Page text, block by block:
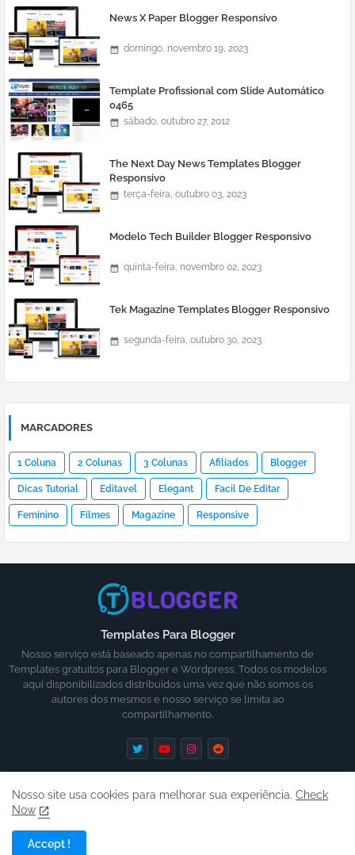
News X Paper Blogger Responsivo
domingo, novembro 19, 2023
Template Profissional com Slide Automático
0465
sábado, outubro 27, 2012
The Next Day News Templates Blogger
Responsivo
terça-feira, outubro 03, 2023
Modelo Tech Builder Blogger Responsivo
quinta-feira, novembro 02, 2023
Tek Magazine Templates Blogger Responsivo
segunda-feira, outubro 30, 2023
MARCADORES
1 Coluna 2 Colunas 3 Colunas Afiliados Blogger
Dicas Tutorial Editavel Elegant Facil De Editar
Feminino Filmes Magazine Responsive
Templates Para Blogger
Nosso serviço está baseado apenas no compartilhamento de
Templates gratuitos para Blogger e Wordpress, Todos os modelos
aqui disponibilizados distribuídos uma vez que não somos os
autores dos mesmos e nosso serviço se limita ao
compartilhamento.
Nosso site usa cookies para melhorar sua experiência. Check
Now
Accept !